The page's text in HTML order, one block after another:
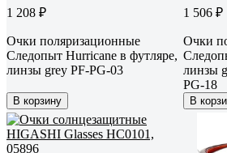
1 208 ₽
Очки поляризационные
Следопыт Hurricane в футляре,
линзы grey PF-PG-03
В корзину
1 506 ₽
Очки
линзы
PG-18
В